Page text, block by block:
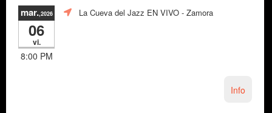
mar.,2026
06
vi.
8:00 PM
La Cueva del Jazz EN VIVO - Zamora
Info